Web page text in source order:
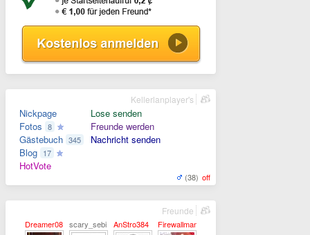
Nickpage
Fotos 8
Gästebuch 345
Blog 17
HotVote
Lose senden
Freunde werden
Nachricht senden
(38) off
Kellerlanplayer's
Dreamer08 scary_sebi AnStro384 Firewallman
Freunde